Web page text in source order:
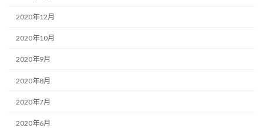
2020年12月
2020年10月
2020年9月
2020年8月
2020年7月
2020年6月